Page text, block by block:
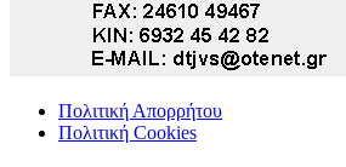
Πολιτική Απορρήτου
Πολιτική Cookies